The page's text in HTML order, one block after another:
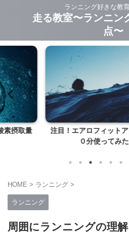
ランニング好きな教
走る教室〜ランニン
点〜
素摂取量
注目！エアロフィット
０分使ってみ
HOME > ランニング >
ランニング
周囲にランニングの理